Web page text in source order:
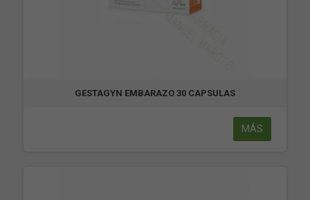
GESTAGYN EMBARAZO 30 CAPSULAS
MÁS